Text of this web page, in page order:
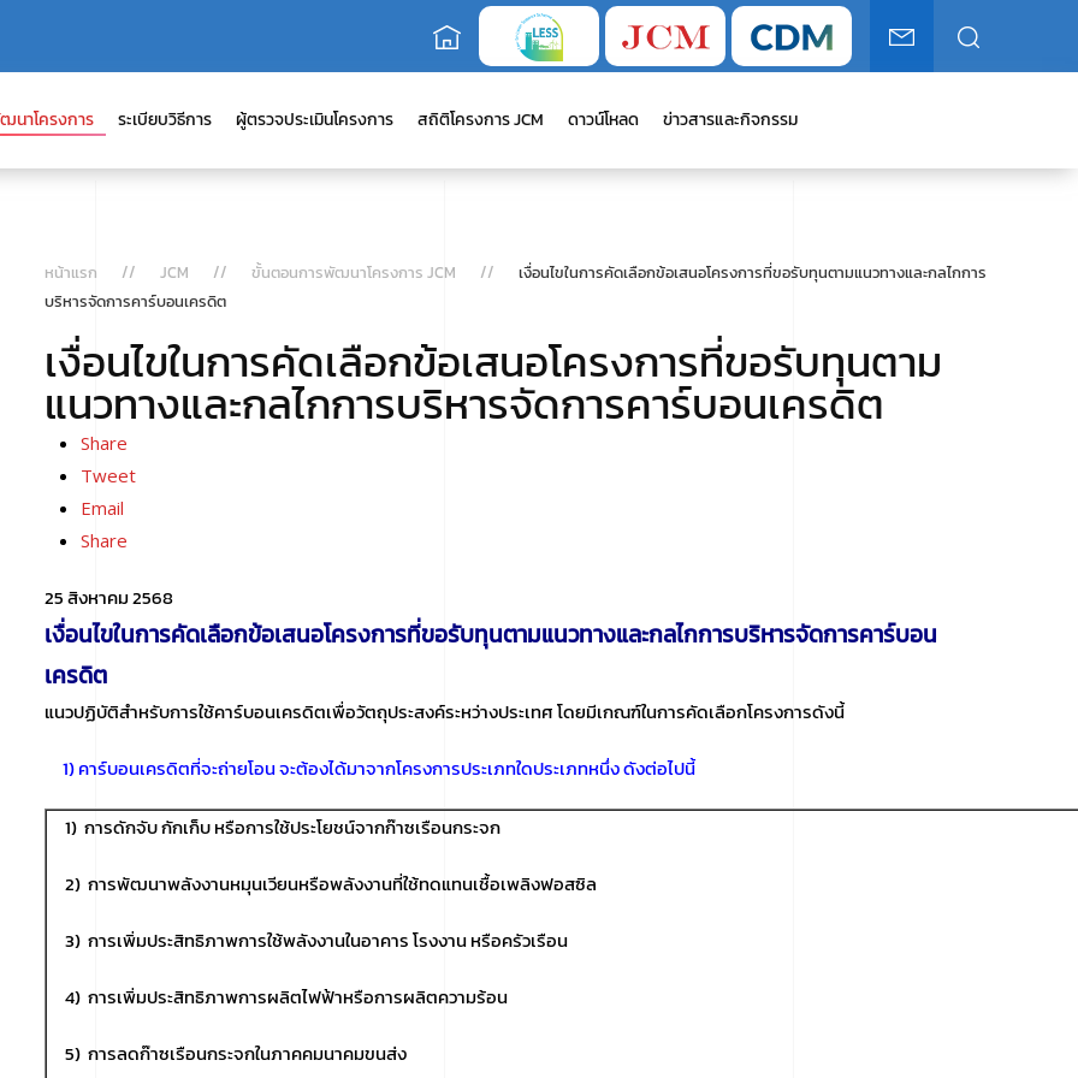
นาโครงการ ระเบียบวิธีการ ผู้ตรวจประเมินโครงการ สถิติโครงการ JCM ดาวน์โหลด ข่าวสารและกิจกรรม
หน้าแรก JCM ขั้นตอนการพัฒนาโครงการ JCM
เงื่อนไขในการคัดเลือกข้อเสนอโครงการที่ขอรับทุนตามแนวทางและกลไกการ
บริหารจัดการคาร์บอนเครดิต
เงื่อนไขในการคัดเลือกข้อเสนอโครงการที่ขอรับทุนตาม
แนวทางและกลไกการบริหารจัดการคาร์บอนเครดิต
Share
Tweet
Email
Share
25 สิงหาคม 2568
เงื่อนไขในการคัดเลือกข้อเสนอโครงการที่ขอรับทุนตามแนวทางและกลไกการบริหารจัดการคาร์บอน
เครดิต
แนวปฏิบัติสำหรับการใช้คาร์บอนเครดิตเพื่อวัตถุประสงค์ระหว่างประเทศ โดยมีเกณฑ์ในการคัดเลือกโครงการดังนี้
1) คาร์บอนเครดิตที่จะถ่ายโอน จะต้องได้มาจากโครงการประเภทใดประเภทหนึ่ง ดังต่อไปนี้
1) การดักจับ กักเก็บ หรือการใช้ประโยชน์จากก๊าซเรือนกระจก
2) การพัฒนาพลังงานหมุนเวียนหรือพลังงานที่ใช้ทดแทนเชื้อเพลิงฟอสซิล
3) การเพิ่มประสิทธิภาพการใช้พลังงานในอาคาร โรงงาน หรือครัวเรือน
4) การเพิ่มประสิทธิภาพการผลิตไฟฟ้าหรือการผลิตความร้อน
5) การลดก๊าซเรือนกระจกในภาคคมนาคมขนส่ง